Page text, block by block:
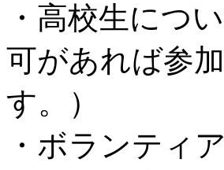
・高校生につ
可があれば参
す。）
・ボランティ